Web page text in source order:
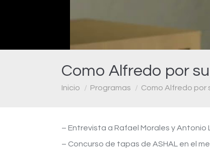
Como Alfredo por
Estás aquí:
Inicio Programas Como Alfredo por
– Entrevista a Rafael Morales y Antonio
– Concurso de tapas de ASHAL en el